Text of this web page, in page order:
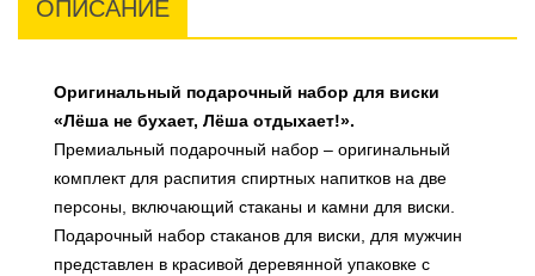
ОПИСАНИЕ
Оригинальный подарочный набор для виски
«Лёша не бухает, Лёша отдыхает!».
Премиальный подарочный набор – оригинальный
комплект для распития спиртных напитков на две
персоны, включающий стаканы и камни для виски.
Подарочный набор стаканов для виски, для мужчин
представлен в красивой деревянной упаковке с